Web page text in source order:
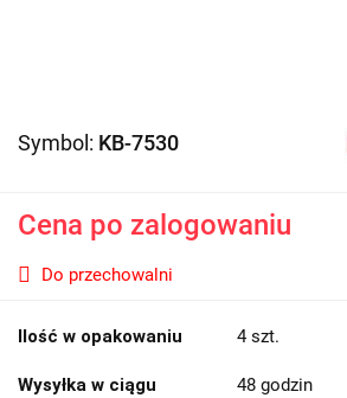
Symbol: KB-7530
Cena po zalogowaniu
Do przechowalni
Ilość w opakowaniu 4 szt.
Wysyłka w ciągu 48 godzin